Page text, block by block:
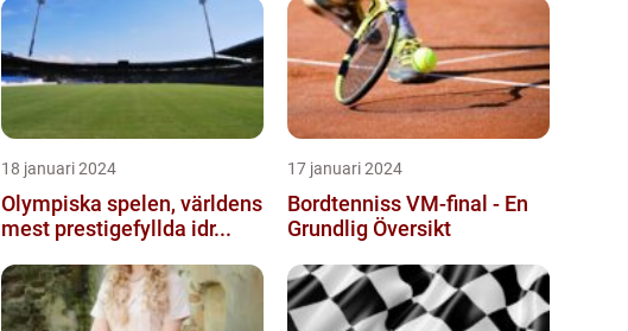
18 januari 2024
Olympiska spelen, världens
mest prestigefyllda idr...
17 januari 2024
Bordtenniss VM-final - En
Grundlig Översikt